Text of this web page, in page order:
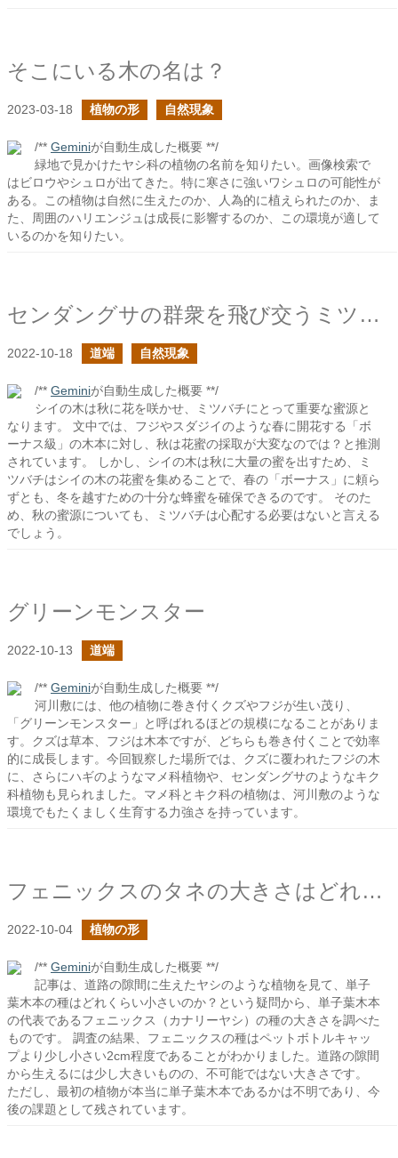
そこにいる木の名は？
2023-03-18 植物の形 自然現象
/** Geminiが自動生成した概要 **/
緑地で見かけたヤシ科の植物の名前を知りたい。画像検索で
はビロウやシュロが出てきた。特に寒さに強いワシュロの可能性が
ある。この植物は自然に生えたのか、人為的に植えられたのか、ま
た、周囲のハリエンジュは成長に影響するのか、この環境が適して
いるのかを知りたい。
センダングサの群衆を飛び交うミツバチたち
2022-10-18 道端 自然現象
/** Geminiが自動生成した概要 **/
シイの木は秋に花を咲かせ、ミツバチにとって重要な蜜源と
なります。 文中では、フジやスダジイのような春に開花する「ボ
ーナス級」の木本に対し、秋は花蜜の採取が大変なのでは？と推測
されています。 しかし、シイの木は秋に大量の蜜を出すため、ミ
ツバチはシイの木の花蜜を集めることで、春の「ボーナス」に頼ら
ずとも、冬を越すための十分な蜂蜜を確保できるのです。 そのた
め、秋の蜜源についても、ミツバチは心配する必要はないと言える
でしょう。
グリーンモンスター
2022-10-13 道端
/** Geminiが自動生成した概要 **/
河川敷には、他の植物に巻き付くクズやフジが生い茂り、
「グリーンモンスター」と呼ばれるほどの規模になることがありま
す。クズは草本、フジは木本ですが、どちらも巻き付くことで効率
的に成長します。今回観察した場所では、クズに覆われたフジの木
に、さらにハギのようなマメ科植物や、センダングサのようなキク
科植物も見られました。マメ科とキク科の植物は、河川敷のような
環境でもたくましく生育する力強さを持っています。
フェニックスのタネの大きさはどれくらい？
2022-10-04 植物の形
/** Geminiが自動生成した概要 **/
記事は、道路の隙間に生えたヤシのような植物を見て、単子
葉木本の種はどれくらい小さいのか？という疑問から、単子葉木本
の代表であるフェニックス（カナリーヤシ）の種の大きさを調べた
ものです。 調査の結果、フェニックスの種はペットボトルキャッ
プより少し小さい2cm程度であることがわかりました。道路の隙間
から生えるには少し大きいものの、不可能ではない大きさです。
ただし、最初の植物が本当に単子葉木本であるかは不明であり、今
後の課題として残されています。